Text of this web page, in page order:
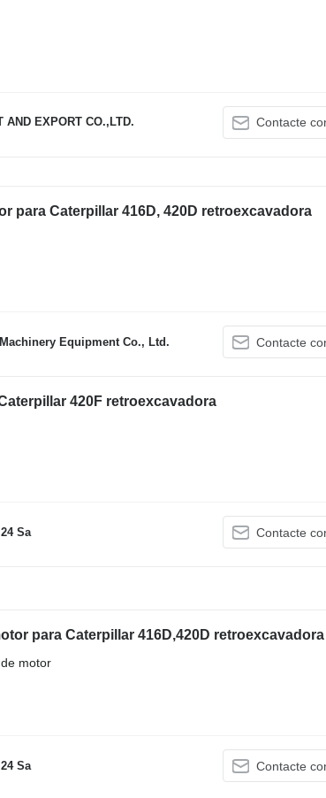
AND EXPORT CO.,LTD. Contacte
para Caterpillar 416D, 420D retroexcavadora
Equipment Co., Ltd. Contacte
420F retroexcavadora
Sa Contacte
para Caterpillar 416D,420D retroexcavadora
motor
Sa Contacte